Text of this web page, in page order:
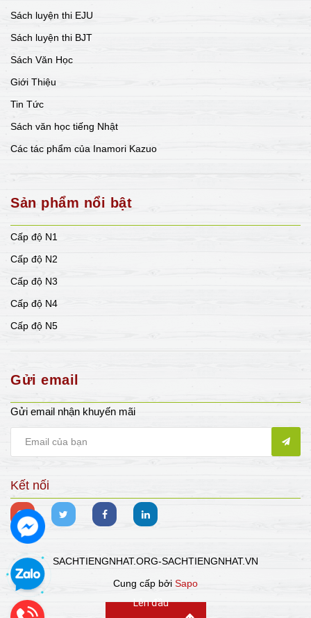
Sách luyện thi EJU
Sách luyện thi BJT
Sách Văn Học
Giới Thiệu
Tin Tức
Sách văn học tiếng Nhật
Các tác phẩm của Inamori Kazuo
Sản phẩm nổi bật
Cấp độ N1
Cấp độ N2
Cấp độ N3
Cấp độ N4
Cấp độ N5
Gửi email
Gửi email nhận khuyến mãi
Kết nối
SACHTIENGNHAT.ORG-SACHTIENGNHAT.VN
Cung cấp bởi Sapo
Lên đầu